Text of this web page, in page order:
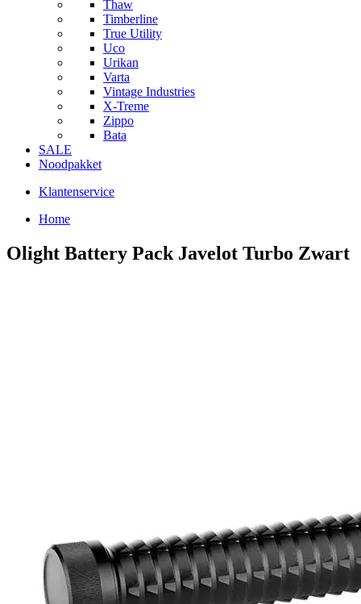
Thaw
Timberline
True Utility
Uco
Urikan
Varta
Vintage Industries
X-Treme
Zippo
Bata
SALE
Noodpakket
Klantenservice
Home
Olight Battery Pack Javelot Turbo Zwart